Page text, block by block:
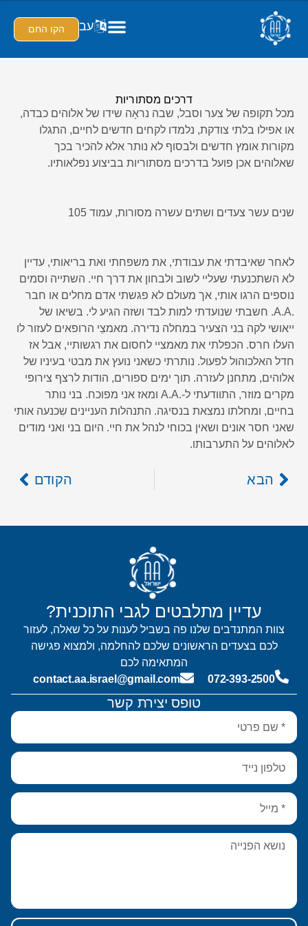
הקו החם עב
דרכים מסתוריות
מכל תקופה של צער וסבל, שבה נראָה שידו של אלוהים כבדה,
או אפילו בלתי צודקת, נלמדו לקחים חדשים לחיים, התגלו
מקורות אומץ חדשים ולבסוף לא נותר אלא להכיר בכך
שאלוהים אכן פועל בדרכים מסתוריות בביצוע נפלאותיו.
שנים עשר צעדים ושתים עשרה מסורות, עמוד 105
לאחר שאיבדתי את עבודתי, את משפחתי ואת בריאותי, עדיין
לא השתכנעתי שעליי לשוב ולבחון את דרך חיי. השתייה וסמים
נוספים הרגו אותי, אך מעולם לא פגשתי אדם מחלים או חבר
.A.A. חשבתי שנועדתי למות לבד ושזה הגיע לי. בשיאו של
ייאושי לקה בני הצעיר במחלה נדירה. מאמצֵי הרופאים לעזור לו
העלו חרס. הכפלתי את מאמציי לחסום את רגשותיי, אבל אז
חדל האלכוהול לפעול. נותרתי כשאני נועץ את מבטי בעיניו של
אלוהים, מתחנן לעזרה. תוך ימים ספורים, הודות לרצף צירופי
מקרים מוזר, התוודעתי ל-.A.A ומאז אני מפוכח. בני נותר
בחיים, ומחלתו נמצאת בנסיגה. התנהלות העניינים שִכנעה אותי
שאני חסר אונים ושאין בכוחי לנהל את חיי. היום בני ואני מודים
לאלוהים על התערבותו.
הבא הקודם
טופס יצירת קשר
עדיין מתלבטים לגבי התוכנית?
צוות המתנדבים שלנו פה בשביל לענות על כל שאלה, לעזור
לכם בצעדים הראשונים שלכם להחלמה, ולמצוא פגישה
המתאימה לכם
072-393-2500
contact.aa.israel@gmail.com